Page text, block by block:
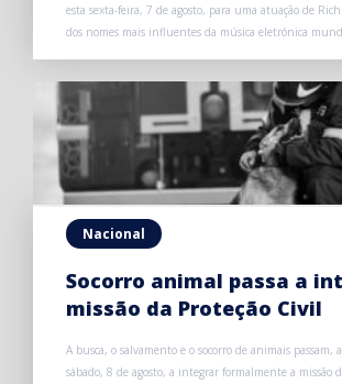
esta sexta-feira, 7 de agosto, para uma atuação de
dos nomes mais influentes da música eletrónica
Nacional
Socorro animal passa a
missão da Proteção Civil
A busca, o salvamento e o socorro de animais passam,
sábado, 8 de agosto, a integrar formalmente a missão